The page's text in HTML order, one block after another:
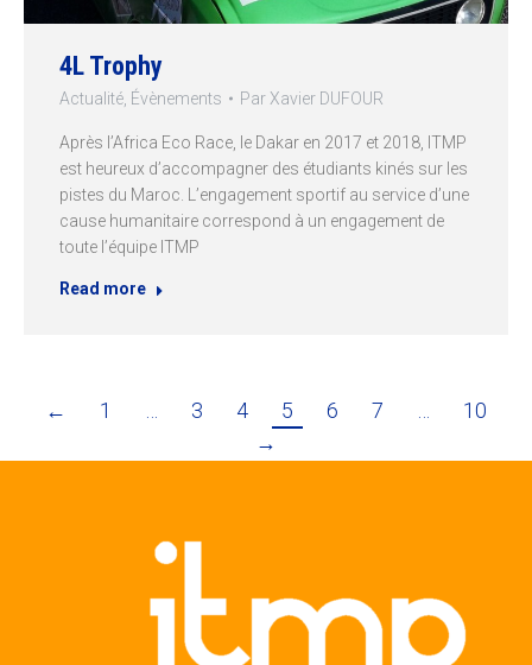
4L Trophy
Actualité Évènements Par Xavier DUFOUR
Après l’Africa Eco Race, le Dakar en 2017 et 2018, ITMP
est heureux d’accompagner des étudiants kinés sur les
pistes du Maroc. L’engagement sportif au service d’une
cause humanitaire correspond à un engagement de
toute l’équipe ITMP
Read more
← 1 3 4 5 6 7
10
→